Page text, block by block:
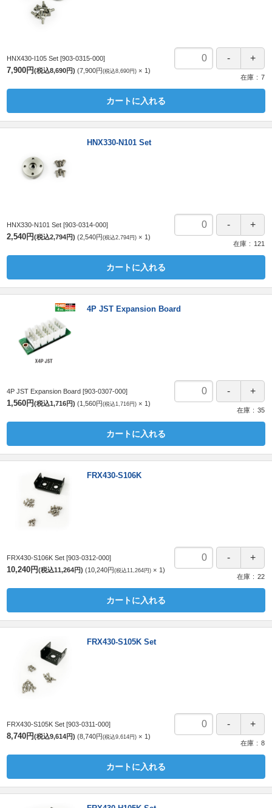
HNX430-I105 Set [903-0315-000]
7,900円(税込8,690円) 7,900円(税込8,690円)
1
在庫
7
カートに入れる
HNX330-N101 Set
HNX330-N101 Set [903-0314-000]
2,540円(税込2,794円) 2,540円(税込2,794円)
1
在庫
121
カートに入れる
4P JST Expansion Board
4P JST Expansion Board [903-0307-000]
1,560円(税込1,716円) 1,560円(税込1,716円)
1
在庫
35
カートに入れる
FRX430-S106K
FRX430-S106K Set [903-0312-000]
10,240円(税込11,264円) 10,240円(税込11,264円)
1
在庫
22
カートに入れる
FRX430-S105K Set
FRX430-S105K Set [903-0311-000]
8,740円(税込9,614円) 8,740円(税込9,614円)
1
在庫
8
カートに入れる